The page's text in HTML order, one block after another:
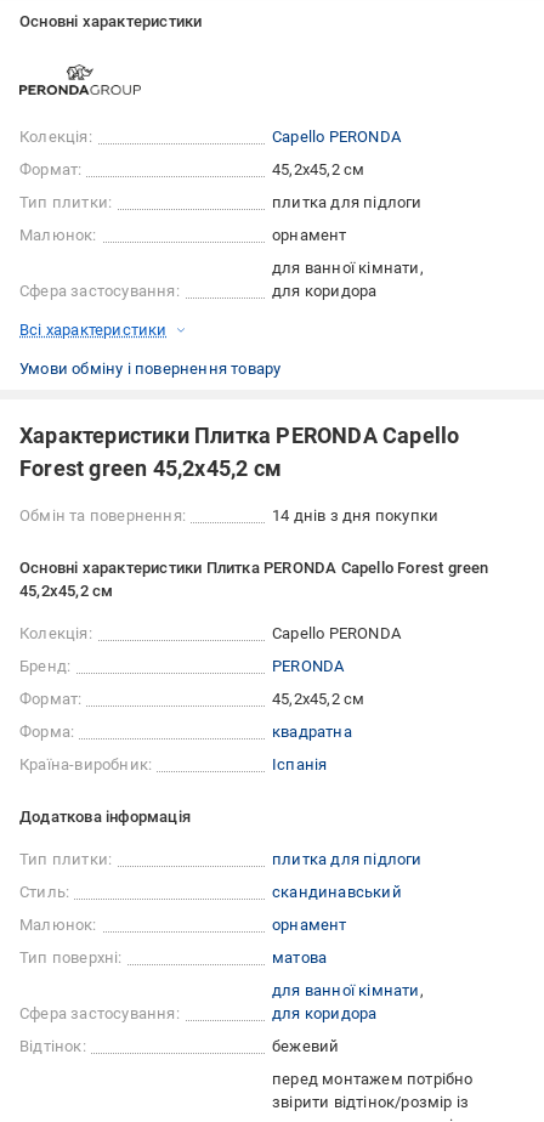
Основні характеристики
Колекція:
Capello PERONDA
Формат:
45,2x45,2 см
Тип плитки:
плитка для підлоги
Малюнок:
орнамент
Сфера застосування:
для ванної кімнати
для коридора
Всі характеристики
Умови обміну і повернення товару
Характеристики Плитка PERONDA Capello
Forest green 45,2x45,2 см
Обмін та повернення: 14 днів з дня покупки
Основні характеристики Плитка PERONDA Capello Forest green
45,2x45,2 см
Колекція:
Capello PERONDA
Бренд:
PERONDA
Формат:
45,2x45,2 см
Форма:
квадратна
Країна-виробник:
Іспанія
Додаткова інформація
Тип плитки:
плитка для підлоги
Стиль:
скандинавський
Малюнок:
орнамент
Тип поверхні:
матова
Сфера застосування:
для ванної кімнати
для коридора
Відтінок:
бежевий
перед монтажем потрібно
звірити відтінок/розмір із